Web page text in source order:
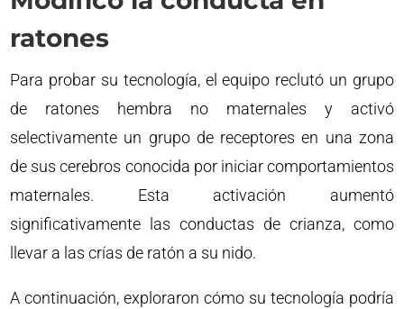
ratones
Para probar su tecnología, el equipo reclutó un grupo
de ratones hembra no maternales y activó
selectivamente un grupo de receptores en una zona
de sus cerebros conocida por iniciar comportamientos
maternales. Esta activación aumentó
significativamente las conductas de crianza, como
llevar a las crías de ratón a su nido.
A continuación, exploraron cómo su tecnología podría